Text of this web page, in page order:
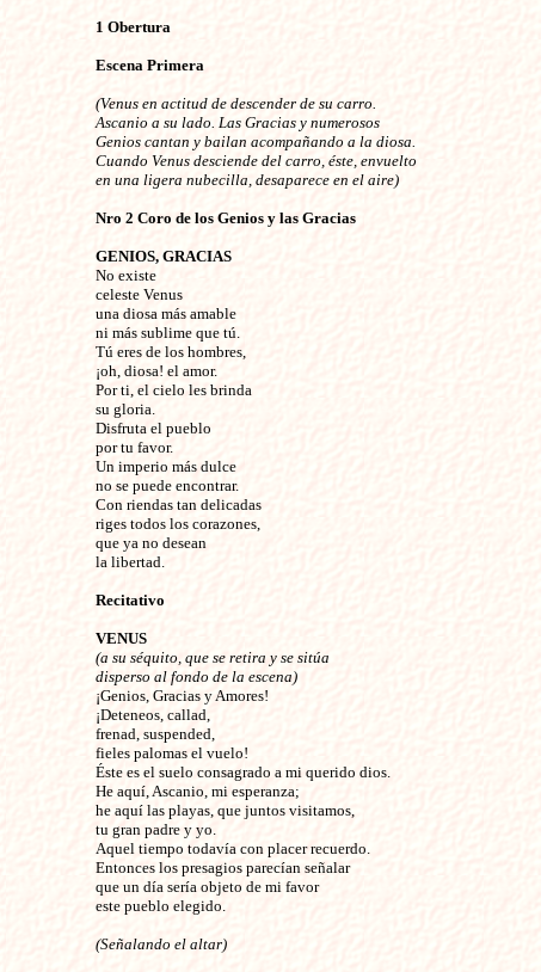
1 Obertura
Escena Primera
(Venus en actitud de descender de su carro.
Ascanio a su lado. Las Gracias y numerosos
Genios cantan y bailan acompañando a la diosa.
Cuando Venus desciende del carro, éste, envuelto
en una ligera nubecilla, desaparece en el aire)
Nro 2 Coro de los Genios y las Gracias
GENIOS, GRACIAS
No existe
celeste Venus
una diosa más amable
ni más sublime que tú.
Tú eres de los hombres,
¡oh, diosa! el amor.
Por ti, el cielo les brinda
su gloria.
Disfruta el pueblo
por tu favor.
Un imperio más dulce
no se puede encontrar.
Con riendas tan delicadas
riges todos los corazones,
que ya no desean
la libertad.
Recitativo
VENUS
(a su séquito, que se retira y se sitúa
disperso al fondo de la escena)
¡Genios, Gracias y Amores!
¡Deteneos, callad,
frenad, suspended,
fieles palomas el vuelo!
Éste es el suelo consagrado a mi querido dios.
He aquí, Ascanio, mi esperanza;
he aquí las playas, que juntos visitamos,
tu gran padre y yo.
Aquel tiempo todavía con placer recuerdo.
Entonces los presagios parecían señalar
que un día sería objeto de mi favor
este pueblo elegido.
(Señalando el altar)